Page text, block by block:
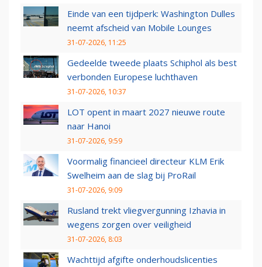
Einde van een tijdperk: Washington Dulles
neemt afscheid van Mobile Lounges
31-07-2026, 11:25
Gedeelde tweede plaats Schiphol als best
verbonden Europese luchthaven
31-07-2026, 10:37
LOT opent in maart 2027 nieuwe route
naar Hanoi
31-07-2026, 9:59
Voormalig financieel directeur KLM Erik
Swelheim aan de slag bij ProRail
31-07-2026, 9:09
Rusland trekt vliegvergunning Izhavia in
wegens zorgen over veiligheid
31-07-2026, 8:03
Wachttijd afgifte onderhoudslicenties